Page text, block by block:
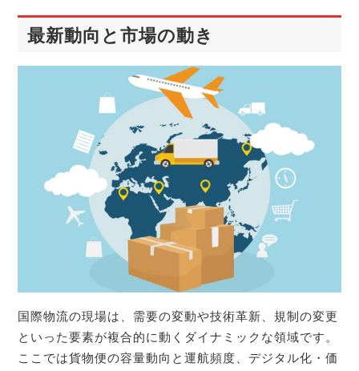
最新動向と市場の動き
国際物流の現場は、需要の変動や技術革新、規制の変更
といった要素が複合的に動くダイナミックな領域です。
ここでは貨物便の容量動向と運航頻度、デジタル化・価